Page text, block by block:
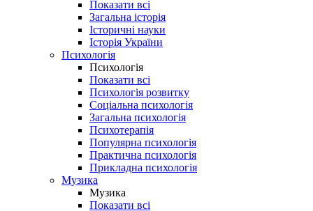
Показати всі
Загальна історія
Історичні науки
Історія України
Психологія
Психологія
Показати всі
Психологія розвитку
Соціальна психологія
Загальна психологія
Психотерапія
Популярна психологія
Практична психологія
Прикладна психологія
Музика
Музика
Показати всі